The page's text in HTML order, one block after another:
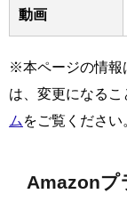
動画
※本ページの情報
は、変更になる
ム をご覧ください
Amazonプ